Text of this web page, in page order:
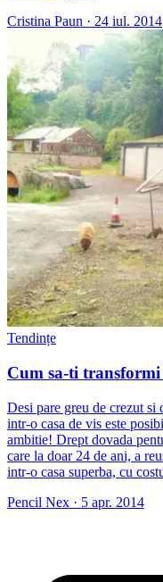
Cristina Paun · 24 iul. 2014
Tendințe
Cum sa-ti
Desi pare greu de crezut si
intr-o casa de vis este
ambitie! Drept dovada
care la doar 24 de ani, a
intr-o casa superba, cu
Pencil Nex · 5 apr. 2014